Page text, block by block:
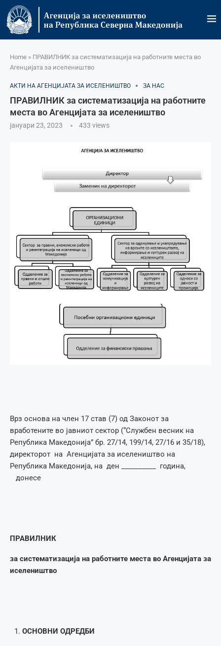
Home » ПРАВИЛНИК за систематизација на работните места во
Агенцијата за иселеништво
АКТИ НА АГЕНЦИЈАТА ЗА ИСЕЛЕНИШТВО ЗА НАС
ПРАВИЛНИК за систематизација на работните
места во Агенцијата за иселеништво
јануари 23, 2023 433 views
Врз основа на член 17 став (7) од Законот за
вработените во јавниот сектор (“Службен весник на
Република Македонија” бр. 27/14, 199/14, 27/16 и 35/18),
директорот на Агенцијата за иселеништво на
Република Македонија, на ден __________ година,
донесе
ПРАВИЛНИК
за систематизација на работните места во Агенцијата за
иселеништво
ОСНОВНИ ОДРЕДБИ